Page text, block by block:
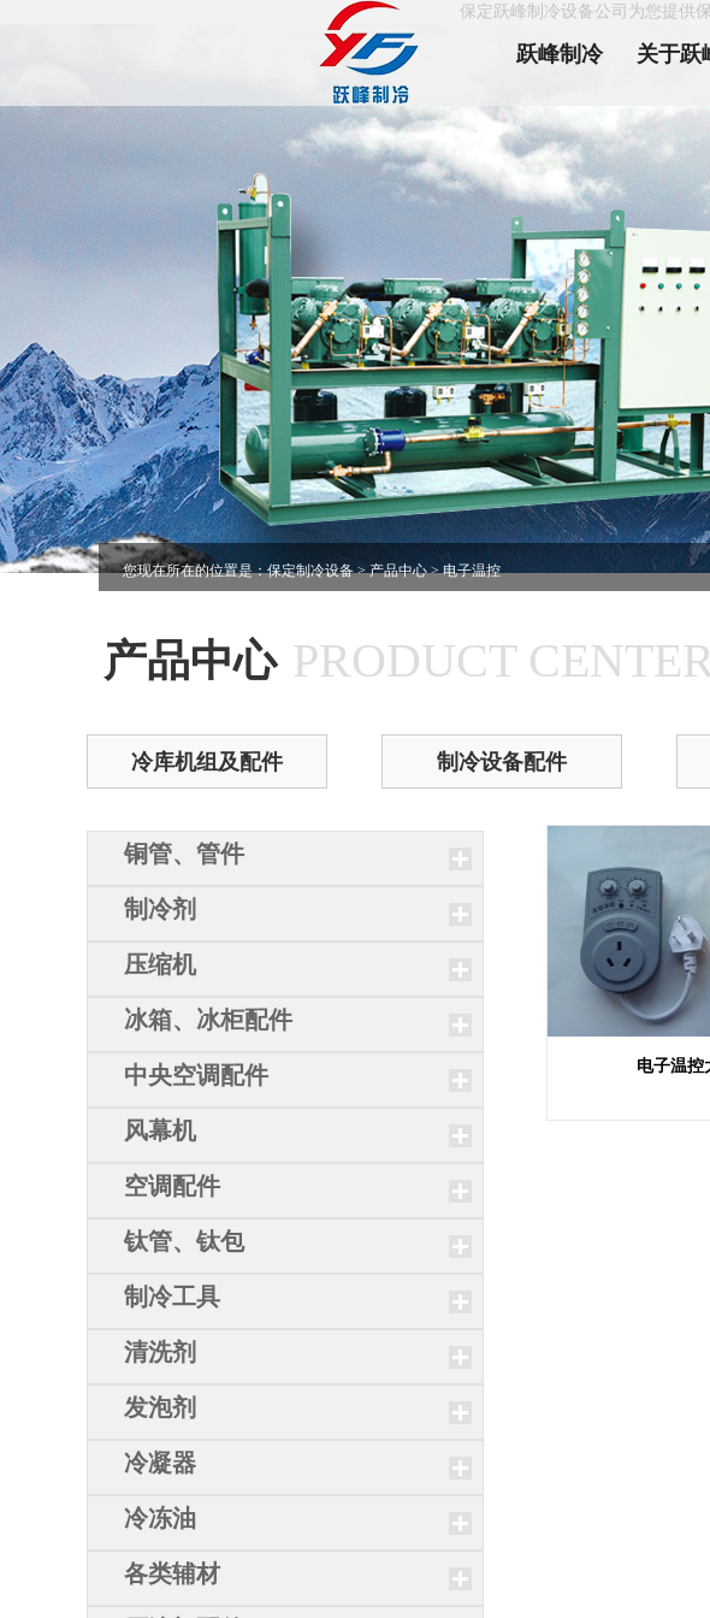
保定跃峰制冷设备公司为您提供
跃峰制冷 关于跃
您现在所在的位置是：保定制冷设备>产品中心> 电子温控
产品中心 PRODUCT
冷库机组及配件 制冷设备配件
铜管、管件
制冷剂
压缩机
冰箱、冰柜配件
中央空调配件
风幕机
空调配件
钛管、钛包
制冷工具
清洗剂
发泡剂
冷凝器
冷冻油
各类辅材
电子温控